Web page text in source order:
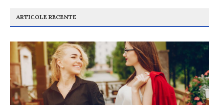
ARTICOLE RECENTE